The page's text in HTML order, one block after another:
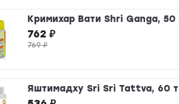
Кримихар Вати Shri Ganga, 50
762 ₽
769₽
Яштимадху Sri Sri Tattva, 60